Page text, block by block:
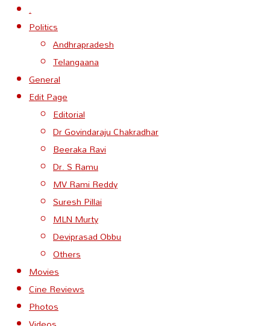
.
Politics
Andhrapradesh
Telangaana
General
Edit Page
Editorial
Dr Govindaraju Chakradhar
Beeraka Ravi
Dr. S Ramu
MV Rami Reddy
Suresh Pillai
MLN Murty
Deviprasad Obbu
Others
Movies
Cine Reviews
Photos